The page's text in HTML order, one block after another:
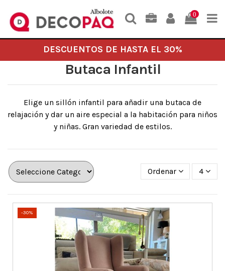
0
DESCUENTOS DE HASTA EL 30%
Butaca Infantil
Elige un sillón infantil para añadir una butaca de
relajación y dar un aire especial a la habitación para niños
y niñas. Gran variedad de estilos.
Ordenar 4
-30%